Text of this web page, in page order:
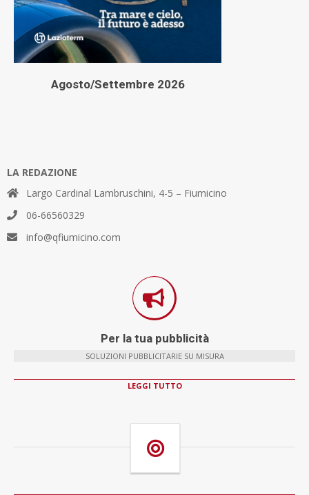
Agosto/Settembre 2026
LA REDAZIONE
Largo Cardinal Lambruschini, 4-5 – Fiumicino
06-66560329
info@qfiumicino.com
Per la tua pubblicità
SOLUZIONI PUBBLICITARIE SU MISURA
LEGGI TUTTO